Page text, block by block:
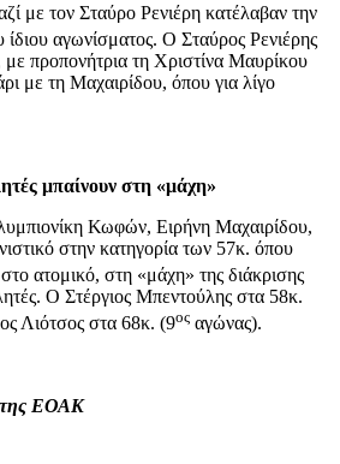
με τον Σταύρο Ρενιέρη κατέλαβαν την
αγωνίσματος. Ο Σταύρος Ρενιέρης
προπονήτρια τη Χριστίνα Μαυρίκου
με τη Μαχαιρίδου, όπου για λίγο
μπαίνουν στη «μάχη»
Κωφών, Ειρήνη Μαχαιρίδου,
στην κατηγορία των 57κ. όπου
ατομικό, στη «μάχη» της διάκρισης
Ο Στέργιος Μπεντούλης στα 58κ.
Λιότσος στα 68κ. (9ος αγώνας).
της ΕΟΑΚ